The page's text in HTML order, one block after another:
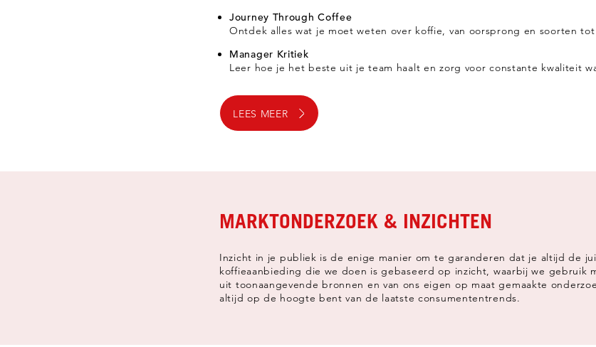
Journey Through Coffee
Ontdek alles wat je moet weten over koffie, van oorsprong en soorten
Manager Kritiek
Leer hoe je het beste uit je team haalt en zorg voor constante kwaliteit
LEES MEER
MARKTONDERZOEK & INZICHTEN
Inzicht in je publiek is de enige manier om te garanderen dat je altijd de
koffieaanbieding die we doen is gebaseerd op inzicht, waarbij we gebruik
uit toonaangevende bronnen en van ons eigen op maat gemaakte
altijd op de hoogte bent van de laatste consumententrends.